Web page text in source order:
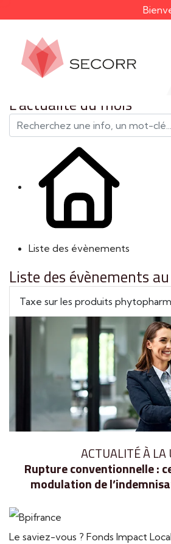
L'actualité du mois
Liste des évènements
Liste des évènements
Taxe sur les produits
ACTUALITÉ À LA
Rupture conventionnelle :
modulation de
Le saviez-vous ? Fonds Impact